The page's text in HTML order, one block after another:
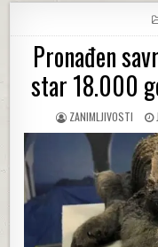
Pronađen
star 18.000
AUTHOR:
ZANIMLJIVOSTI